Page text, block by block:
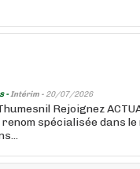
-Intérim - 20/07/2026
Rejoignez
renom spécialisée dans